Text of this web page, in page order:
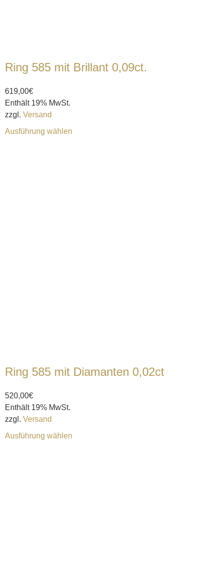
Ring 585 mit Brillant 0,09ct.
619,00€
Enthält 19% MwSt.
zzgl. Versand
Ausführung wählen
Ring 585 mit Diamanten 0,02ct
520,00€
Enthält 19% MwSt.
zzgl. Versand
Ausführung wählen